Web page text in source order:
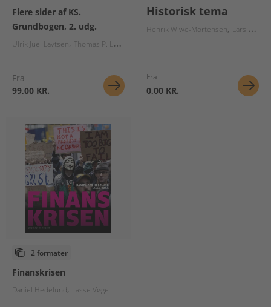
Flere sider af KS.
Grundbogen, 2. udg.
Ulrik Juel Lavtsen Thomas P. Larsen
Fra
99,00 KR.
Historisk tema
Henrik Wiwe-Mortensen Lars Peter Visti Hansen
Fra
0,00 KR.
2 formater
Finanskrisen
Daniel Hedelund Lasse Vøge